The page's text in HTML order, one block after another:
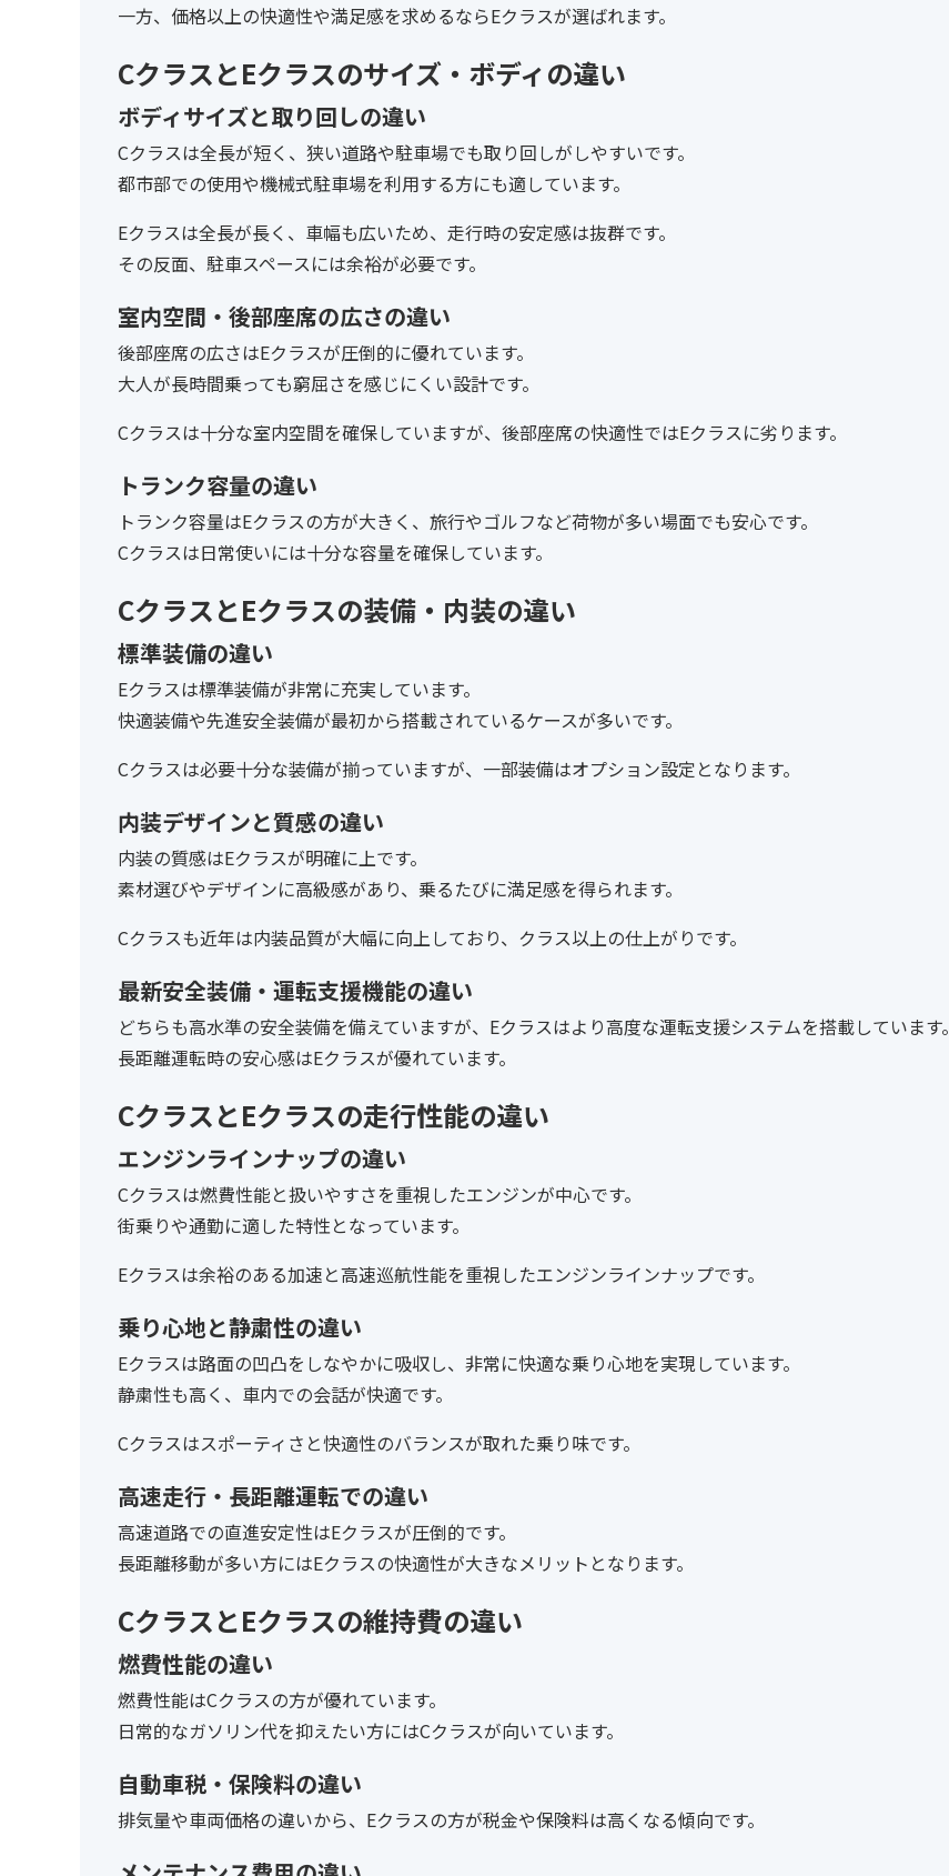
一方、価格以上の快適性や満足感を求めるならEクラスが選ばれます。
CクラスとEクラスのサイズ・ボディの違い
ボディサイズと取り回しの違い
Cクラスは全長が短く、狭い道路や駐車場でも取り回しがしやすいです。
都市部での使用や機械式駐車場を利用する方にも適しています。
Eクラスは全長が長く、車幅も広いため、走行時の安定感は抜群です。
その反面、駐車スペースには余裕が必要です。
室内空間・後部座席の広さの違い
後部座席の広さはEクラスが圧倒的に優れています。
大人が長時間乗っても窮屈さを感じにくい設計です。
Cクラスは十分な室内空間を確保していますが、後部座席の快適性ではEクラスに劣ります。
トランク容量の違い
トランク容量はEクラスの方が大きく、旅行やゴルフなど荷物が多い場面でも安心です。
Cクラスは日常使いには十分な容量を確保しています。
CクラスとEクラスの装備・内装の違い
標準装備の違い
Eクラスは標準装備が非常に充実しています。
快適装備や先進安全装備が最初から搭載されているケースが多いです。
Cクラスは必要十分な装備が揃っていますが、一部装備はオプション設定となります。
内装デザインと質感の違い
内装の質感はEクラスが明確に上です。
素材選びやデザインに高級感があり、乗るたびに満足感を得られます。
Cクラスも近年は内装品質が大幅に向上しており、クラス以上の仕上がりです。
最新安全装備・運転支援機能の違い
どちらも高水準の安全装備を備えていますが、Eクラスはより高度な運転支援システムを搭載しています。
長距離運転時の安心感はEクラスが優れています。
CクラスとEクラスの走行性能の違い
エンジンラインナップの違い
Cクラスは燃費性能と扱いやすさを重視したエンジンが中心です。
街乗りや通勤に適した特性となっています。
Eクラスは余裕のある加速と高速巡航性能を重視したエンジンラインナップです。
乗り心地と静粛性の違い
Eクラスは路面の凹凸をしなやかに吸収し、非常に快適な乗り心地を実現しています。
静粛性も高く、車内での会話が快適です。
Cクラスはスポーティさと快適性のバランスが取れた乗り味です。
高速走行・長距離運転での違い
高速道路での直進安定性はEクラスが圧倒的です。
長距離移動が多い方にはEクラスの快適性が大きなメリットとなります。
CクラスとEクラスの維持費の違い
燃費性能の違い
燃費性能はCクラスの方が優れています。
日常的なガソリン代を抑えたい方にはCクラスが向いています。
自動車税・保険料の違い
排気量や車両価格の違いから、Eクラスの方が税金や保険料は高くなる傾向です。